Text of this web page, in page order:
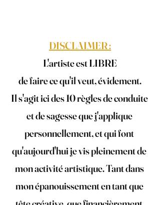
DISCLAIMER :
L'artiste est LIBRE
de faire ce qu'il veut, évidement.
Il s'agit ici des 10 règles de conduite
et de sagesse que j'applique
personnellement, et qui font
qu'aujourd'hui je vis pleinement de
mon activité artistique. Tant dans
mon épanouissement en tant que